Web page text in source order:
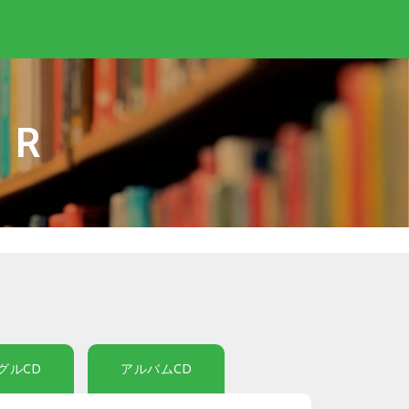
ルCD アルバムCD